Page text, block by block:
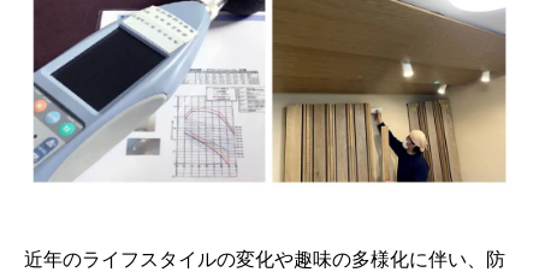
近年のライフスタイルの変化や趣味の多様化に伴い、防